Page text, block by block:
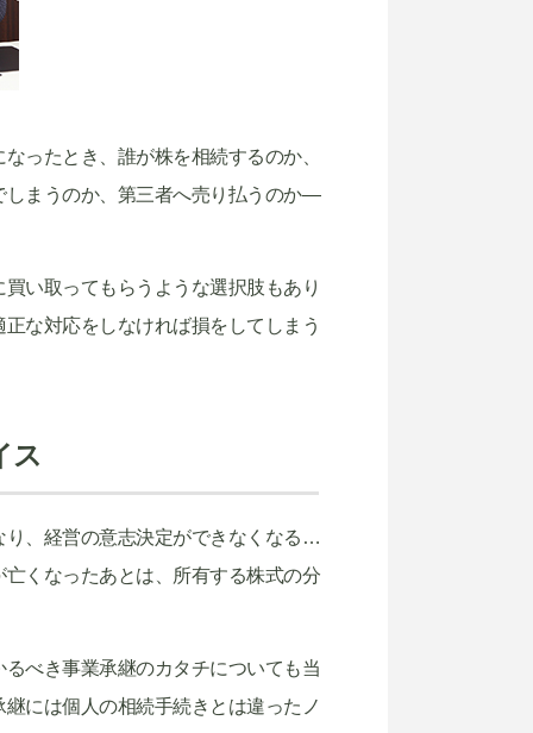
ったとき、誰が株を相続するのか、
しまうのか、第三者へ売り払うのか―
い取ってもらうような選択肢もあり
な対応をしなければ損をしてしまう
ス
り、経営の意志決定ができなくなる…
くなったあとは、所有する株式の分
べき事業承継のカタチについても当
には個人の相続手続きとは違ったノ